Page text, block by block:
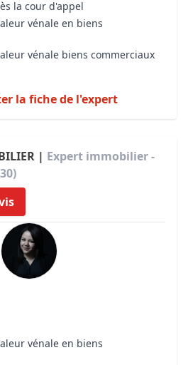
la cour d'appel
vénale en biens
vénale biens commerciaux
la fiche de l'expert
| Expert immobilier -
vénale en biens